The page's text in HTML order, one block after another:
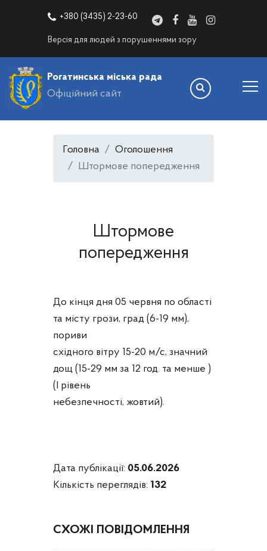
+380 (3435) 2-23-60
Версія для людей з порушеннями зору
Рогатинська міська рада
Офіційний сайт
Головна
Оголошення
Штормове попередження
Штормове
попередження
До кінця дня 05 червня по області
та місту грози, град (6-19 мм),
пориви
східного вітру 15-20 м/с, значний
дощ (15-29 мм за 12 год. та менше )
(I рівень
небезпечності, жовтий).
Дата публікації: 05.06.2026
Кількість переглядів: 132
СХОЖІ ПОВІДОМЛЕННЯ